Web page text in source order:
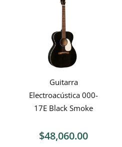
Guitarra
Electroacústica 000-
17E Black Smoke
$48,060.00